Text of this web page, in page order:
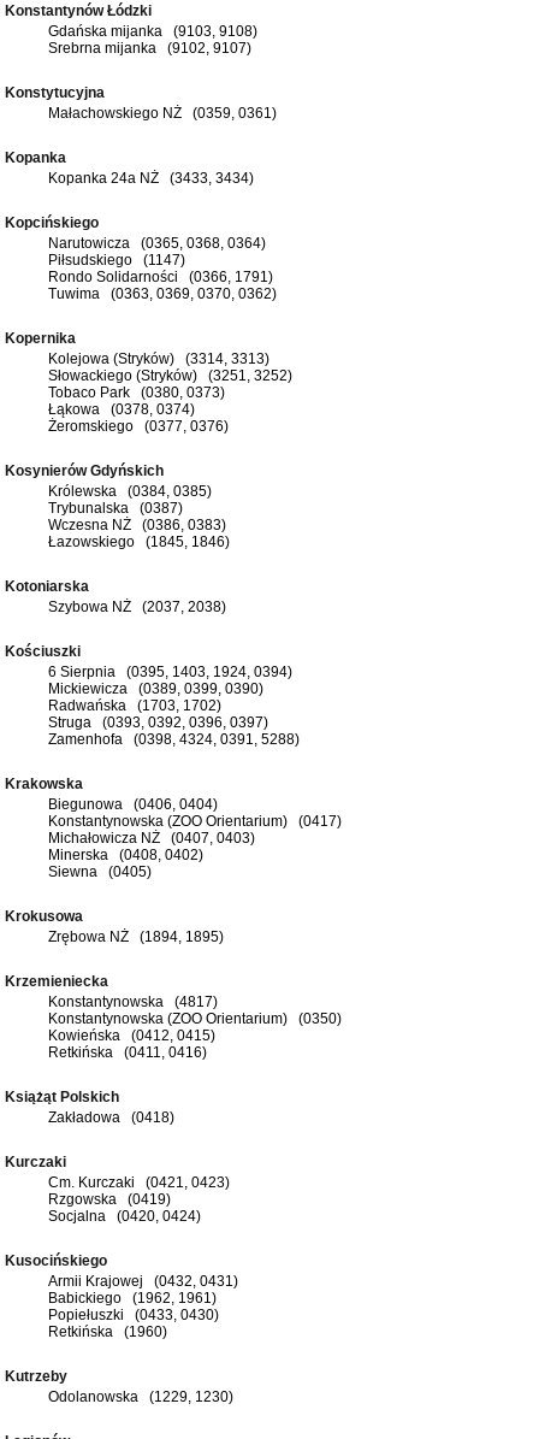
Konstantynów Łódzki
Gdańska mijanka (9103, 9108)
Srebrna mijanka (9102, 9107)
Konstytucyjna
Małachowskiego NŻ (0359, 0361)
Kopanka
Kopanka 24a NŻ (3433, 3434)
Kopcińskiego
Narutowicza (0365, 0368, 0364)
Piłsudskiego (1147)
Rondo Solidarności (0366, 1791)
Tuwima (0363, 0369, 0370, 0362)
Kopernika
Kolejowa (Stryków) (3314, 3313)
Słowackiego (Stryków) (3251, 3252)
Tobaco Park (0380, 0373)
Łąkowa (0378, 0374)
Żeromskiego (0377, 0376)
Kosynierów Gdyńskich
Królewska (0384, 0385)
Trybunalska (0387)
Wczesna NŻ (0386, 0383)
Łazowskiego (1845, 1846)
Kotoniarska
Szybowa NŻ (2037, 2038)
Kościuszki
6 Sierpnia (0395, 1403, 1924, 0394)
Mickiewicza (0389, 0399, 0390)
Radwańska (1703, 1702)
Struga (0393, 0392, 0396, 0397)
Zamenhofa (0398, 4324, 0391, 5288)
Krakowska
Biegunowa (0406, 0404)
Konstantynowska (ZOO Orientarium) (0417)
Michałowicza NŻ (0407, 0403)
Minerska (0408, 0402)
Siewna (0405)
Krokusowa
Zrębowa NŻ (1894, 1895)
Krzemieniecka
Konstantynowska (4817)
Konstantynowska (ZOO Orientarium) (0350)
Kowieńska (0412, 0415)
Retkińska (0411, 0416)
Książąt Polskich
Zakładowa (0418)
Kurczaki
Cm. Kurczaki (0421, 0423)
Rzgowska (0419)
Socjalna (0420, 0424)
Kusocińskiego
Armii Krajowej (0432, 0431)
Babickiego (1962, 1961)
Popiełuszki (0433, 0430)
Retkińska (1960)
Kutrzeby
Odolanowska (1229, 1230)